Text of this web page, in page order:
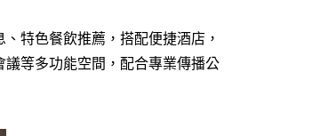
特色餐飲推薦，搭配便捷酒店，
等多功能空間，配合專業傳播公